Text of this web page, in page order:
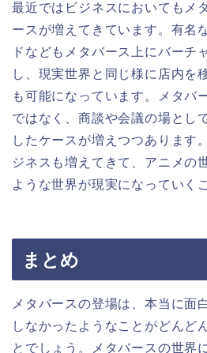
最近ではビジネスにおいてもメ
ースが増えてきています。有名
ドなどもメタバース上にバーチ
し、現実世界と同じ様に店内を
も可能になっています。メタバ
ではなく、商談や会議の場とし
したケースが増えつつあります
ジネスも増えてきて、アニメの
ような世界が現実になっていく
まとめ
メタバースの登場は、本当に面
しなかったようなことがどんど
とでしょう。メタバースの世界